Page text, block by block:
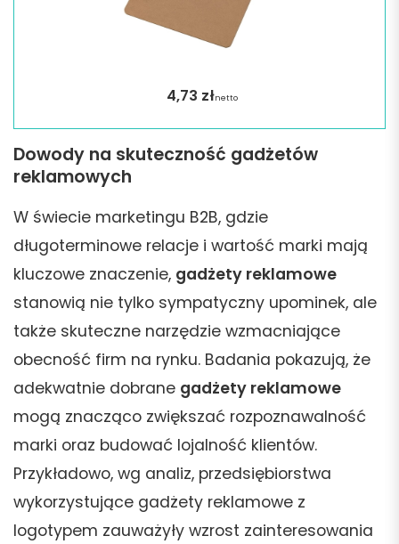
4,73 złnetto
Dowody na skuteczność gadżetów
reklamowych
W świecie marketingu B2B, gdzie
długoterminowe relacje i wartość marki mają
kluczowe znaczenie, gadżety reklamowe
stanowią nie tylko sympatyczny upominek, ale
także skuteczne narzędzie wzmacniające
obecność firm na rynku. Badania pokazują, że
adekwatnie dobrane gadżety reklamowe
mogą znacząco zwiększać rozpoznawalność
marki oraz budować lojalność klientów.
Przykładowo, wg analiz, przedsiębiorstwa
wykorzystujące gadżety reklamowe z
logotypem zauważyły wzrost zainteresowania